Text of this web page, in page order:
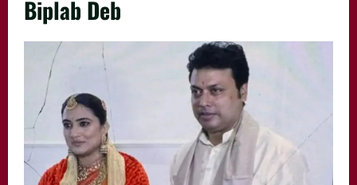
Biplab Deb